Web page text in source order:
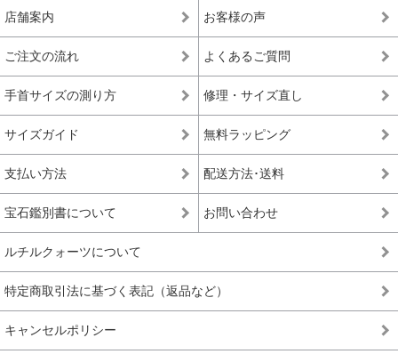
店舗案内 お客様の声
ご注文の流れ よくあるご質問
手首サイズの測り方 修理・サイズ直し
サイズガイド 無料ラッピング
支払い方法 配送方法･送料
宝石鑑別書について お問い合わせ
ルチルクォーツについて
特定商取引法に基づく表記（返品など）
キャンセルポリシー